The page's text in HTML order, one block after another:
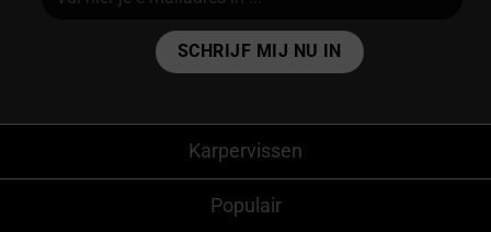
Karpervissen
Populair